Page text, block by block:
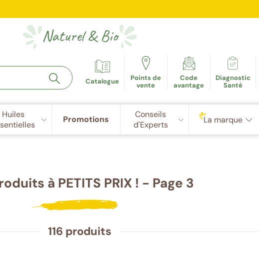
: 5€ de réduction dès 100 points cumulés
Naturel&Bio
Catalogue
Points de
vente
Code
avantage
Diagnostic
Santé
Huiles
Promotions
Conseils
d'Experts
La marque
à PETITS PRIX ! - Page 3
116 produits